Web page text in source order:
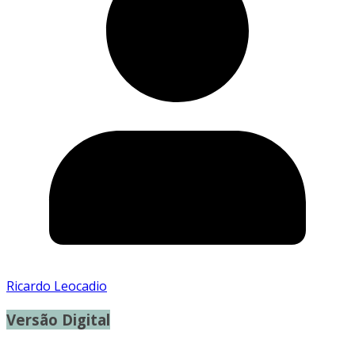
Ricardo Leocadio
Versão Digital